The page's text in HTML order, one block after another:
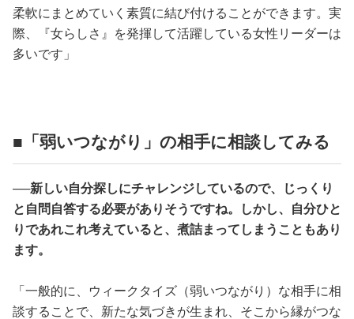
柔軟にまとめていく素質に結び付けることができます。実
際、『女らしさ』を発揮して活躍している女性リーダーは
多いです」
■「弱いつながり」の相手に相談してみる
──新しい自分探しにチャレンジしているので、じっくり
と自問自答する必要がありそうですね。しかし、自分ひと
りであれこれ考えていると、煮詰まってしまうこともあり
ます。
「一般的に、ウィークタイズ（弱いつながり）な相手に相
談することで、新たな気づきが生まれ、そこから縁がつな